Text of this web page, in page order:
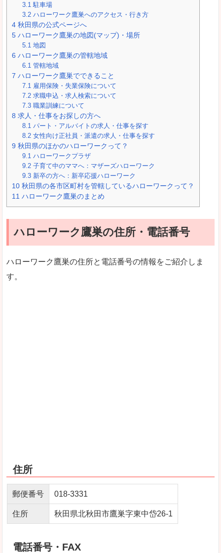
3.1 駐車場
3.2 ハローワーク鷹巣へのアクセス・行き方
4 秋田県の公式ページへ
5 ハローワーク鷹巣の地図(マップ)・場所
5.1 地図
6 ハローワーク鷹巣の管轄地域
6.1 管轄地域
7 ハローワーク鷹巣でできること
7.1 雇用保険・失業保険について
7.2 求職申込・求人検索について
7.3 職業訓練について
8 求人・仕事をお探しの方へ
8.1 パート・アルバイトの求人・仕事を探す
8.2 女性向け正社員・派遣の求人・仕事を探す
9 秋田県のほかのハローワークって？
9.1 ハローワークプラザ
9.2 子育て中のママへ：マザーズハローワーク
9.3 新卒の方へ：新卒応援ハローワーク
10 秋田県の各市区町村を管轄しているハローワークって？
11 ハローワーク鷹巣のまとめ
ハローワーク鷹巣の住所・電話番号
ハローワーク鷹巣の住所と電話番号の情報をご紹介しま
す。
住所
郵便番号 018‐3331
住所 秋田県北秋田市鷹巣字東中岱26‐1
電話番号・FAX